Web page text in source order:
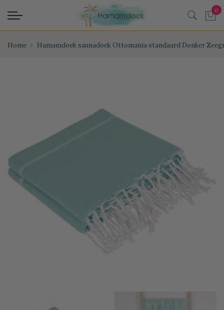
Home Hamamdoek saunadoek Ottomania standaard Donker